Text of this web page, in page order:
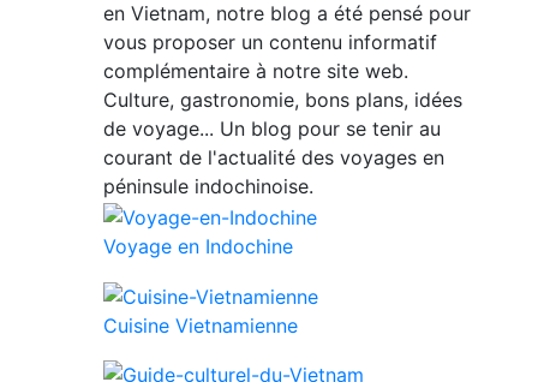
en Vietnam, notre blog a été pensé pour
vous proposer un contenu informatif
complémentaire à notre site web.
Culture, gastronomie, bons plans, idées
de voyage... Un blog pour se tenir au
courant de l'actualité des voyages en
péninsule indochinoise.
Voyage en Indochine
Cuisine Vietnamienne